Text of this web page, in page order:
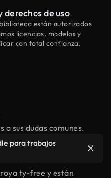
derechos de uso
están autorizados
licencias, modelos y
con total confianza.
a sus dudas comunes.
para trabajos
free y están